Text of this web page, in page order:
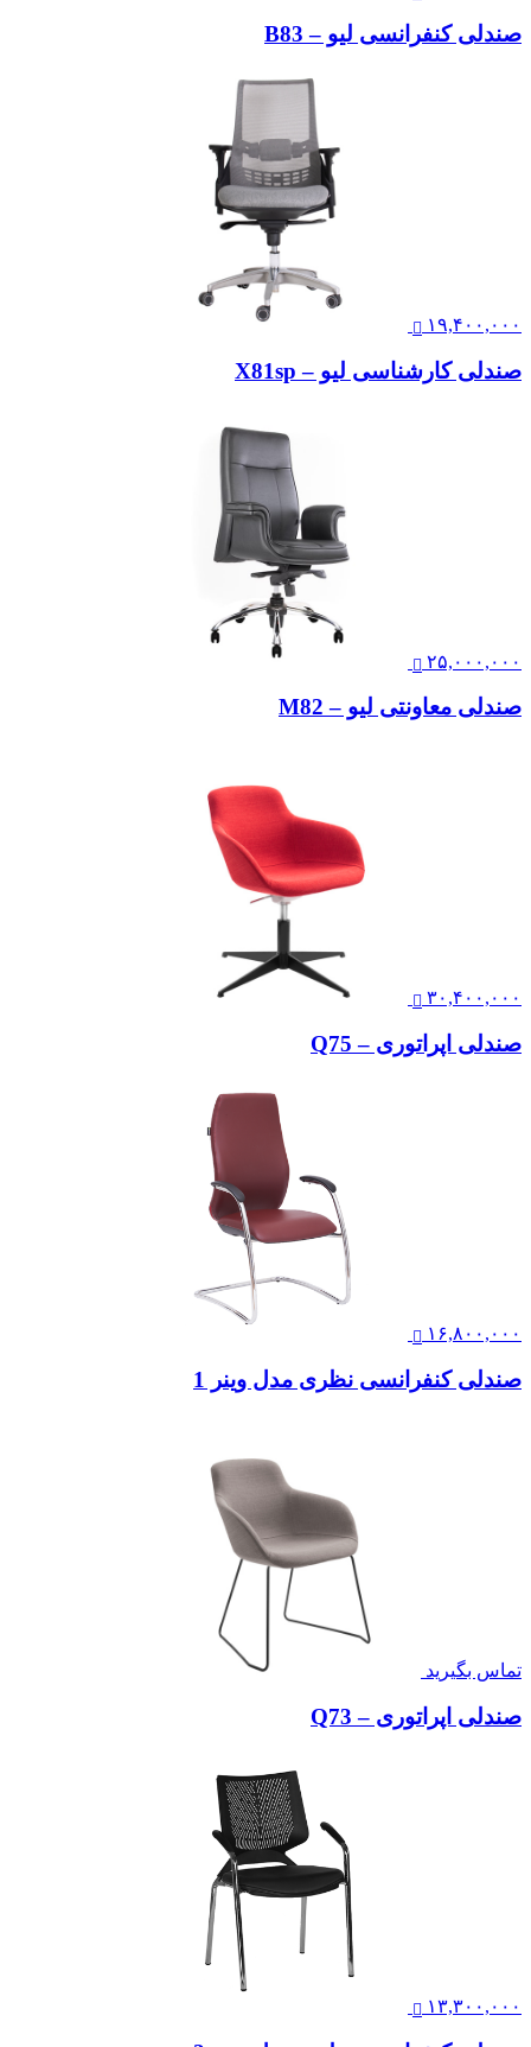
صندلی کنفرانسی لیو – B83
۱۹,۴۰۰,۰۰۰
صندلی کارشناسی لیو – X81sp
۲۵,۰۰۰,۰۰۰
صندلی معاونتی لیو – M82
۳۰,۴۰۰,۰۰۰
صندلی اپراتوری – Q75
۱۶,۸۰۰,۰۰۰
صندلی کنفرانسی نظری مدل وینر 1
تماس بگیرید
صندلی اپراتوری – Q73
۱۳,۳۰۰,۰۰۰